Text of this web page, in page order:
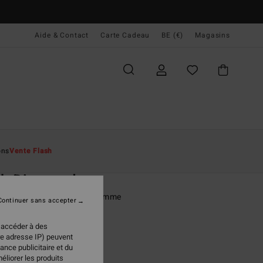
Aide & Contact Carte Cadeau BE (€) Magasins
Vente Flash
Diamond
manches courtes Noir Homme
€
à des
adresse IP) peuvent
publicitaire et du
les produits
sans accepter